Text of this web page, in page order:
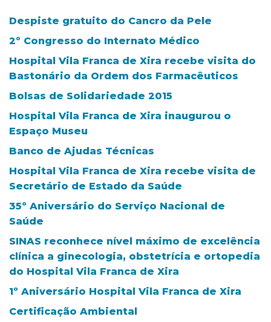
Despiste gratuito do Cancro da Pele
2º Congresso do Internato Médico
Hospital Vila Franca de Xira recebe visita do
Bastonário da Ordem dos Farmacêuticos
Bolsas de Solidariedade 2015
Hospital Vila Franca de Xira inaugurou o
Espaço Museu
Banco de Ajudas Técnicas
Hospital Vila Franca de Xira recebe visita de
Secretário de Estado da Saúde
35º Aniversário do Serviço Nacional de
Saúde
SINAS reconhece nível máximo de excelência
clínica a ginecologia, obstetrícia e ortopedia
do Hospital Vila Franca de Xira
1º Aniversário Hospital Vila Franca de Xira
Certificação Ambiental